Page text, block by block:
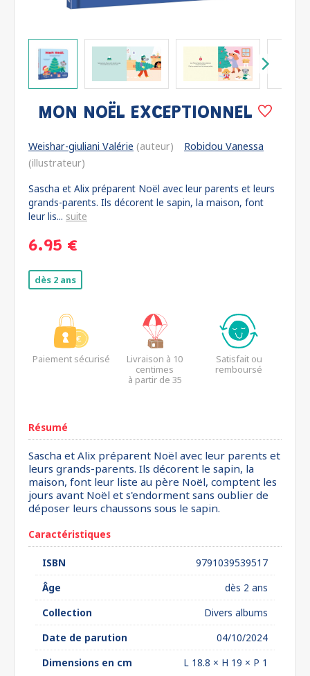
MON NOËL EXCEPTIONNEL
Weishar-giuliani Valérie (auteur)
Robidou Vanessa
(illustrateur)
Sascha et Alix préparent Noël avec leur parents et leurs
grands-parents. Ils décorent le sapin, la maison, font
leur lis... suite
6.95 €
dès 2 ans
Paiement sécurisé
Livraison à 10
centimes
à partir de 35
Satisfait ou
remboursé
Résumé
Sascha et Alix préparent Noël avec leur parents et
leurs grands-parents. Ils décorent le sapin, la
maison, font leur liste au père Noël, comptent les
jours avant Noël et s'endorment sans oublier de
déposer leurs chaussons sous le sapin.
Caractéristiques
ISBN
9791039539517
Âge
dès 2 ans
Collection
Divers albums
Date de parution
04/10/2024
Dimensions en cm
L 18.8 × H 19 × P 1